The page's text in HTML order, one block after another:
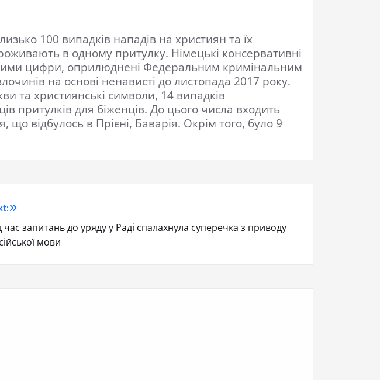
100 випадків нападів на християн та їх
в одному притулку. Німецькі консервативні
цифри, оприлюднені Федеральним кримінальним
на основі ненависті до листопада 2017 року.
та християнські символи, 14 випадків
притулків для біженців. До цього числа входить
відбулось в Прієні, Баварія. Окрім того, було 9
час запитань до уряду у Раді спалахнула суперечка з приводу
мови